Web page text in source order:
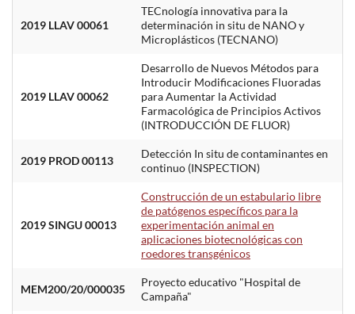
2019 LLAV 00061
TECnología innovativa para la
determinación in situ de NANO y
Microplásticos (TECNANO)
2019 LLAV 00062
Desarrollo de Nuevos Métodos para
Introducir Modificaciones Fluoradas
para Aumentar la Actividad
Farmacológica de Principios Activos
(INTRODUCCIÓN DE FLUOR)
2019 PROD 00113
Detección In situ de contaminantes en
continuo (INSPECTION)
2019 SINGU 00013
Construcción de un estabulario libre
de patógenos específicos para la
experimentación animal en
aplicaciones biotecnológicas con
roedores transgénicos
MEM200/20/000035
Proyecto educativo "Hospital de
Campaña"